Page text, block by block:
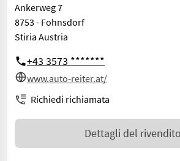
Ankerweg 7
8753 - Fohnsdorf
Stiria Austria
+43 3573 *******
www.auto-reiter.at/
Richiedi richiamata
Dettagli del